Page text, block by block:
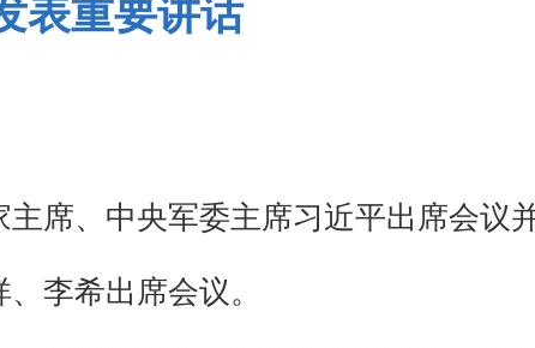
表重要讲话
席、中央军委主席习近平出席会议
李希出席会议。